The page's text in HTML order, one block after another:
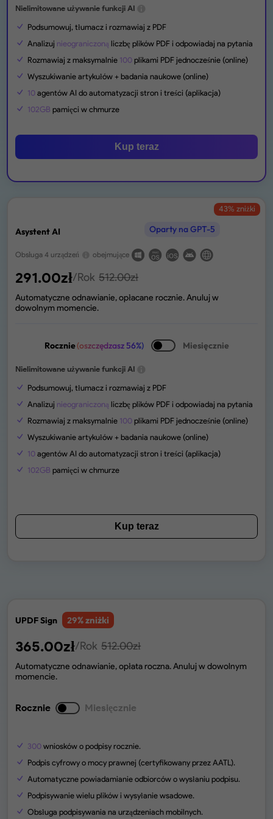
Nielimitowane używanie funkcji AI
Podsumowuj, tłumacz i rozmawiaj z PDF
Analizuj nieograniczoną liczbę plików PDF i odpowiadaj na pytania
Rozmawiaj z maksymalnie 100 plikami PDF jednocześnie (online)
Wyszukiwanie artykułów + badania naukowe (online)
10 agentów AI do automatyzacji stron i treści (aplikacja)
102GB pamięci w chmurze
Kup teraz
Asystent AI Oparty na GPT-5
43% zniżki
Obsługa 4 urządzeń obejmujące
291.00zł/Rok 512.00zł
Automatyczne odnawianie, opłacane rocznie. Anuluj w
dowolnym momencie.
Rocznie(oszczędzasz 56%) Miesięcznie
Nielimitowane używanie funkcji AI
Podsumowuj, tłumacz i rozmawiaj z PDF
Analizuj nieograniczoną liczbę plików PDF i odpowiadaj na pytania
Rozmawiaj z maksymalnie 100 plikami PDF jednocześnie (online)
Wyszukiwanie artykułów + badania naukowe (online)
10 agentów AI do automatyzacji stron i treści (aplikacja)
102GB pamięci w chmurze
Kup teraz
UPDF Sign 29% zniżki
365.00zł/Rok 512.00zł
Automatyczne odnawianie, opłata roczna. Anuluj w dowolnym
momencie.
Rocznie Miesięcznie
300 wniosków o podpisy rocznie.
Podpis cyfrowy o mocy prawnej (certyfikowany przez AATL).
Automatyczne powiadamianie odbiorców o wysłaniu podpisu.
Podpisywanie wielu plików i wysyłanie wsadowe.
Obsługa podpisywania na urządzeniach mobilnych.